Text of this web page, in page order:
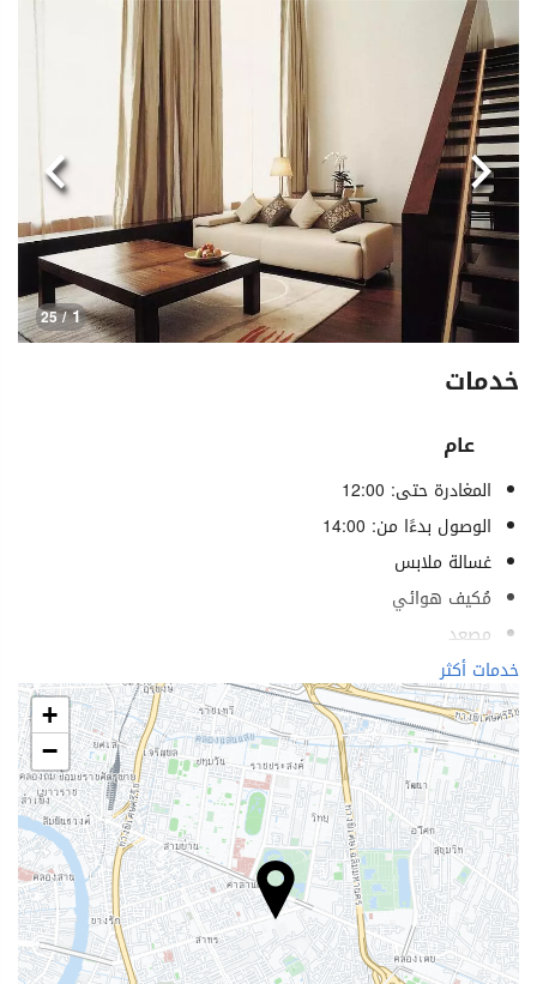
1
/ 25
السابق
خدمات
عام
المغادرة حتى: 12:00
الوصول بدءًا من: 14:00
غسالة ملابس
مُكيف هوائي
مصعد
خدمات لذوي الاحتياجات الخاصة
غرف لغير المدخنين
منطقة تدخين
لا يسمح بدخول الحيوانات الأليفة
الرفاهية
كراسي شاطئ كراسي استرخاء
مظلات شاطئية
منتجع صحي (Spa)
خدمات أكثر
+
−